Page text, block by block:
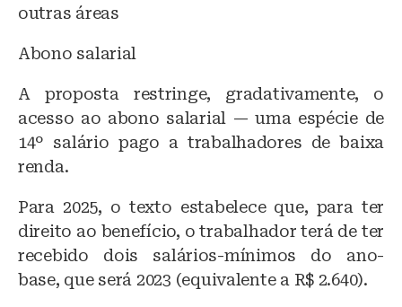
outras áreas
Abono salarial
A proposta restringe, gradativamente, o
acesso ao abono salarial — uma espécie de
14º salário pago a trabalhadores de baixa
renda.
Para 2025, o texto estabelece que, para ter
direito ao benefício, o trabalhador terá de ter
recebido dois salários-mínimos do ano-
base, que será 2023 (equivalente a R$ 2.640).